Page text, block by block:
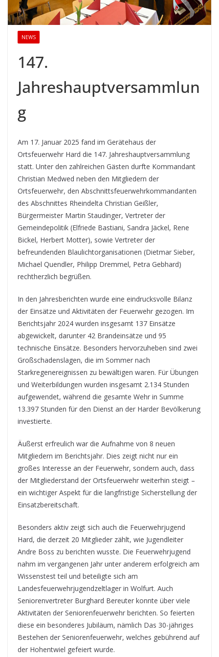
NEWS
147.
Jahreshauptversammlun
g
Am 17. Januar 2025 fand im Gerätehaus der
Ortsfeuerwehr Hard die 147. Jahreshauptversammlung
statt. Unter den zahlreichen Gästen durfte Kommandant
Christian Medwed neben den Mitgliedern der
Ortsfeuerwehr, den Abschnittsfeuerwehrkommandanten
des Abschnittes Rheindelta Christian Geißler,
Bürgermeister Martin Staudinger, Vertreter der
Gemeindepolitik (Elfriede Bastiani, Sandra Jäckel, Rene
Bickel, Herbert Motter), sowie Vertreter der
befreundenden Blaulichtorganisationen (Dietmar Sieber,
Michael Quendler, Philipp Dremmel, Petra Gebhard)
rechtherzlich begrüßen.
In den Jahresberichten wurde eine eindrucksvolle Bilanz
der Einsätze und Aktivitäten der Feuerwehr gezogen. Im
Berichtsjahr 2024 wurden insgesamt 137 Einsätze
abgewickelt, darunter 42 Brandeinsätze und 95
technische Einsätze. Besonders hervorzuheben sind zwei
Großschadenslagen, die im Sommer nach
Starkregenereignissen zu bewältigen waren. Für Übungen
und Weiterbildungen wurden insgesamt 2.134 Stunden
aufgewendet, während die gesamte Wehr in Summe
13.397 Stunden für den Dienst an der Harder Bevölkerung
investierte.
Äußerst erfreulich war die Aufnahme von 8 neuen
Mitgliedern im Berichtsjahr. Dies zeigt nicht nur ein
großes Interesse an der Feuerwehr, sondern auch, dass
der Mitgliederstand der Ortsfeuerwehr weiterhin steigt –
ein wichtiger Aspekt für die langfristige Sicherstellung der
Einsatzbereitschaft.
Besonders aktiv zeigt sich auch die Feuerwehrjugend
Hard, die derzeit 20 Mitglieder zählt, wie Jugendleiter
Andre Boss zu berichten wusste. Die Feuerwehrjugend
nahm im vergangenen Jahr unter anderem erfolgreich am
Wissenstest teil und beteiligte sich am
Landesfeuerwehrjugendzeltlager in Wolfurt. Auch
Seniorenvertreter Burghard Bereuter konnte über viele
Aktivitäten der Seniorenfeuerwehr berichten. So feierten
diese ein besonderes Jubiläum, nämlich Das 30-jähriges
Bestehen der Seniorenfeuerwehr, welches gebührend auf
der Hohentwiel gefeiert wurde.